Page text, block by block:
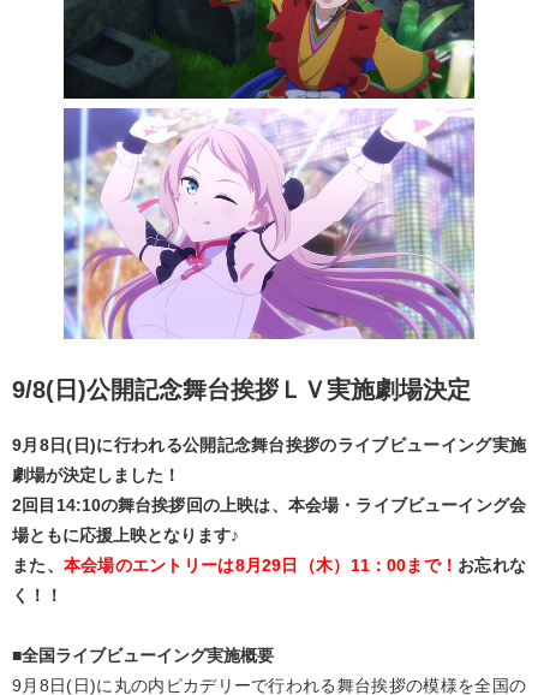
9/8(日)公開記念舞台挨拶ＬＶ実施劇場決定
9月8日(日)に行われる公開記念舞台挨拶のライブビューイング実施
劇場が決定しました！
2回目14:10の舞台挨拶回の上映は、本会場・ライブビューイング会
場ともに応援上映となります♪
また、 本会場のエントリーは8月29日（木）11：00まで！ お忘れな
く！！
■全国ライブビューイング実施概要
9月8日(日)に丸の内ピカデリーで行われる舞台挨拶の模様を全国の